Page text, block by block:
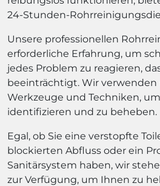
24-Stunden-
Unsere professionellen
erforderliche Erfahrung, um
jedes Problem zu reagieren,
beeinträchtigt. Wir
Werkzeuge und Techniken,
identifizieren und zu beheben.
Egal, ob Sie eine verstopfte
blockierten Abfluss oder ein
Sanitärsystem haben, wir
zur Verfügung, um Ihnen zu